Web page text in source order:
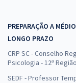
PREPARAÇÃO A
LONGO PRAZO
CRP SC - Conselho
Psicologia - 12ª Região
SEDF - Professor